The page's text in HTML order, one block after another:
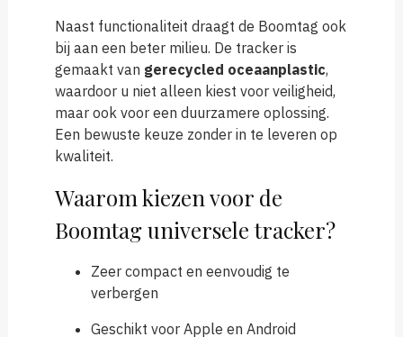
Naast functionaliteit draagt de Boomtag ook
bij aan een beter milieu. De tracker is
gemaakt van gerecycled oceaanplastic,
waardoor u niet alleen kiest voor veiligheid,
maar ook voor een duurzamere oplossing.
Een bewuste keuze zonder in te leveren op
kwaliteit.
Waarom kiezen voor de
Boomtag universele tracker?
Zeer compact en eenvoudig te
verbergen
Geschikt voor Apple en Android